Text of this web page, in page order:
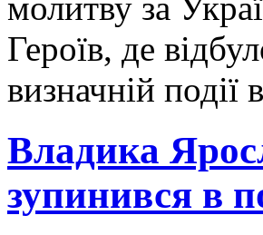
молитву за
Героїв, де
визначній події
Владика
зупинився в